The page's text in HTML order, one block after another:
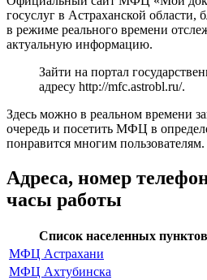
госуслуг в Астраханской области,
в режиме реального времени
актуальную информацию.
Зайти на портал
адресу http://mfc.astrobl.ru/.
Здесь можно в реальном времени
очередь и посетить МФЦ в
понравится многим пользователям.
Адреса, номер
часы работы
Список населенных пунктов
МФЦ Астрахани
МФЦ Ахтубинска